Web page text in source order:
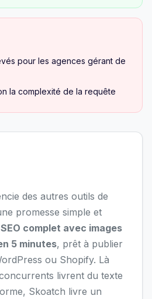
pour les agences gérant de
la complexité de la requête
des autres outils de
promesse simple et
complet avec images
5 minutes, prêt à publier
ou Shopify. Là
livrent du texte
Skoatch livre un